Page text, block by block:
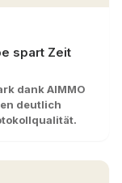
spart Zeit
dank AIMMO
deutlich